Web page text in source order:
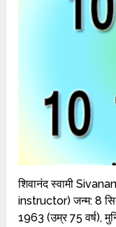
शिवानंद स्वामी
instructor) जन्म: 8
1963 (उम्र 75 वर्ष),